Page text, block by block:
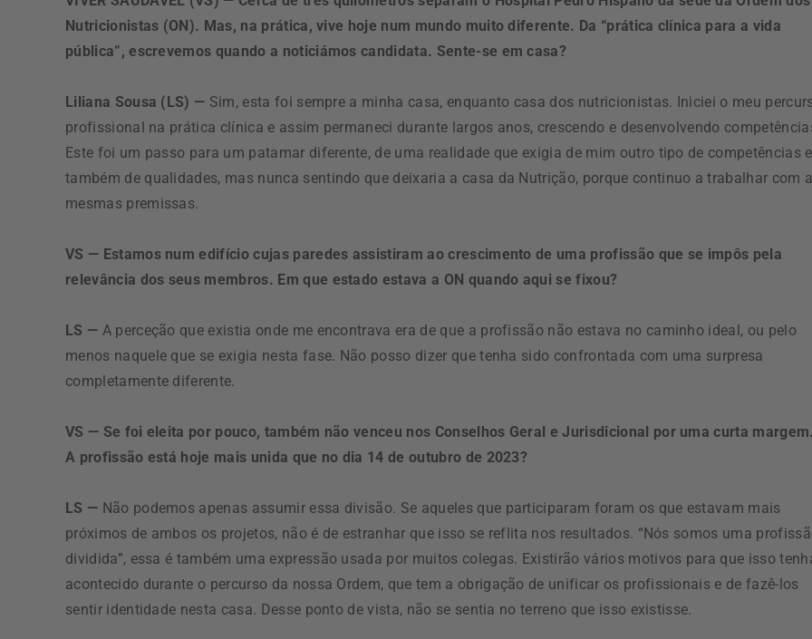
Nutricionistas (ON). Mas, na prática, vive hoje num mundo muito diferente. Da “prática clínica para a vida
pública”, escrevemos quando a noticiámos candidata. Sente-se em casa?
Liliana Sousa (LS) — Sim, esta foi sempre a minha casa, enquanto casa dos nutricionistas. Iniciei o meu
profissional na prática clínica e assim permaneci durante largos anos, crescendo e desenvolvendo
Este foi um passo para um patamar diferente, de uma realidade que exigia de mim outro tipo de competências e
também de qualidades, mas nunca sentindo que deixaria a casa da Nutrição, porque continuo a trabalhar com
mesmas premissas.
VS — Estamos num edifício cujas paredes assistiram ao crescimento de uma profissão que se impôs pela
relevância dos seus membros. Em que estado estava a ON quando aqui se fixou?
LS — A perceção que existia onde me encontrava era de que a profissão não estava no caminho ideal, ou pelo
menos naquele que se exigia nesta fase. Não posso dizer que tenha sido confrontada com uma surpresa
completamente diferente.
VS — Se foi eleita por pouco, também não venceu nos Conselhos Geral e Jurisdicional por uma curta
A profissão está hoje mais unida que no dia 14 de outubro de 2023?
LS — Não podemos apenas assumir essa divisão. Se aqueles que participaram foram os que estavam mais
próximos de ambos os projetos, não é de estranhar que isso se reflita nos resultados. “Nós somos uma
dividida”, essa é também uma expressão usada por muitos colegas. Existirão vários motivos para que isso
acontecido durante o percurso da nossa Ordem, que tem a obrigação de unificar os profissionais e de fazê-los
sentir identidade nesta casa. Desse ponto de vista, não se sentia no terreno que isso existisse.